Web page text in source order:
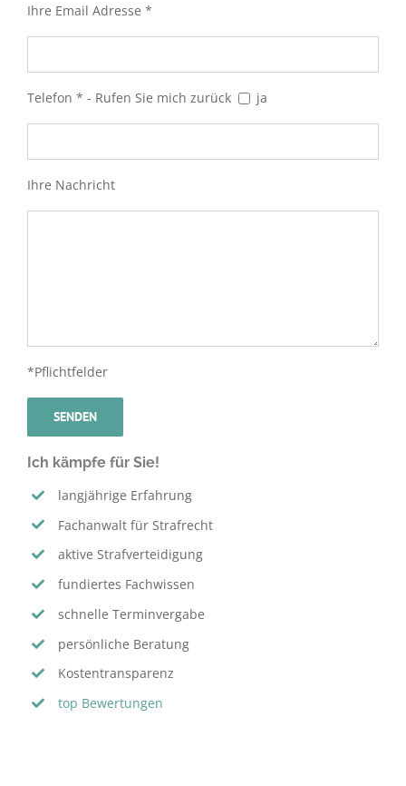
Ihre Email Adresse *
Telefon * - Rufen Sie mich zurück ja
Ihre Nachricht
*Pflichtfelder
Ich kämpfe für Sie!
langjährige Erfahrung
Fachanwalt für Strafrecht
aktive Strafverteidigung
fundiertes Fachwissen
schnelle Terminvergabe
persönliche Beratung
Kostentransparenz
top Bewertungen